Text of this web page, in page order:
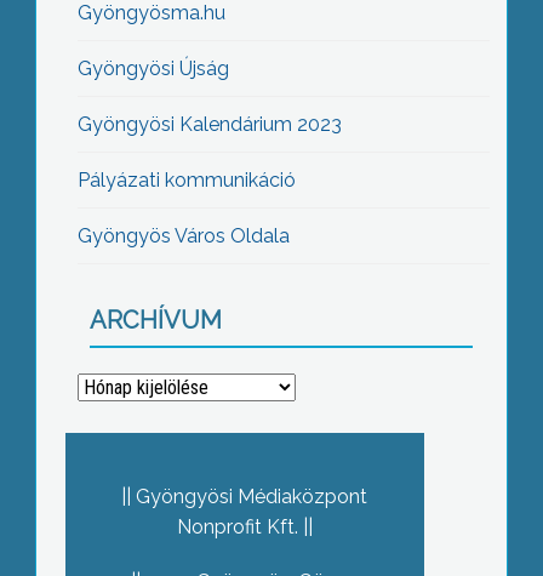
Gyöngyösma.hu
Gyöngyösi Újság
Gyöngyösi Kalendárium 2023
Pályázati kommunikáció
Gyöngyös Város Oldala
ARCHÍVUM
Archívum
Gyöngyösi Médiaközpont
Nonprofit Kft.